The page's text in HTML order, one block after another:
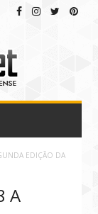
EDIÇÃO DA
A